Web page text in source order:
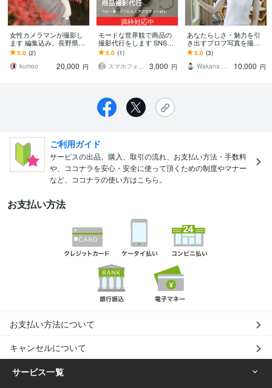
女性カメラマンが撮影し
ます 編集込み。長野県内
で撮影します！！
5.0 (2)
kumoo
20,000 円
満枠対応中
モードな世界観で商品の
撮影代行をします SNS映
え/ECサイト用など用途に
合わせて撮影します！
5.0 (1)
スマホフォトグラファーAmi
3,000 円
あなたらしさ・魅力を引
き出すプロフ写真を撮り
ます ２５年の実績・開運
が得意・女性フォトグラ
ファーが撮影します
5.0 (3)
Wakana Photo
10,000 円
ご利用ガイド
サービスの出品、購入、取引の流れ、お支払い方法・手数料
や、ココナラを安心・安全に使って頂くための制度やマナー
など、ココナラの使い方はこちら。
お支払い方法
お支払い方法について
キャンセルについて